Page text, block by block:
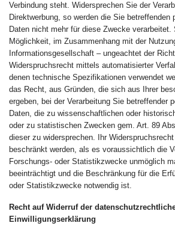
Verbindung steht. Widersprechen Sie der
Direktwerbung, so werden die Sie betreffenden
Daten nicht mehr für diese Zwecke verarbeitet.
Möglichkeit, im Zusammenhang mit der
Informationsgesellschaft – ungeachtet der
Widerspruchsrecht mittels automatisierter
denen technische Spezifikationen verwendet
das Recht, aus Gründen, die sich aus Ihrer
ergeben, bei der Verarbeitung Sie betreffender
Daten, die zu wissenschaftlichen oder
oder zu statistischen Zwecken gem. Art. 89
dieser zu widersprechen. Ihr
beschränkt werden, als es voraussichtlich die
Forschungs- oder Statistikzwecke unmöglich
beeinträchtigt und die Beschränkung für die
oder Statistikzwecke notwendig ist.
Recht auf Widerruf der
Einwilligungserklärung